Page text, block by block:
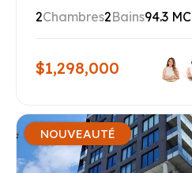
2Chambres2Bains94.3 MC
$1,298,000
NOUVEAUTÉ